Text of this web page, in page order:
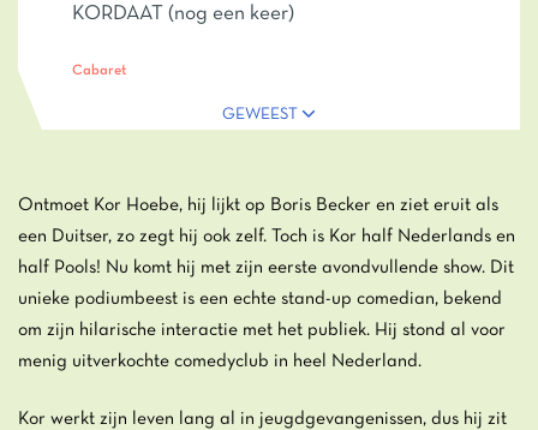
KORDAAT (nog een keer)
Cabaret
GEWEEST
Ontmoet Kor Hoebe, hij lijkt op Boris Becker en ziet eruit als
een Duitser, zo zegt hij ook zelf. Toch is Kor half Nederlands en
half Pools! Nu komt hij met zijn eerste avondvullende show. Dit
unieke podiumbeest is een echte stand-up comedian, bekend
om zijn hilarische interactie met het publiek. Hij stond al voor
menig uitverkochte comedyclub in heel Nederland.
Kor werkt zijn leven lang al in jeugdgevangenissen, dus hij zit